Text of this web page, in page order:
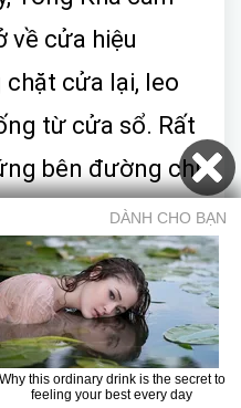
lục Chương sau Truyện ma
về cửa hiệu
cửa lại, leo
từ cửa sổ. Rất
bên đường chỉ
này trông không
bàn luận ầm ĩ.
nhau. Có người
trên sự đau khổ
có người ném